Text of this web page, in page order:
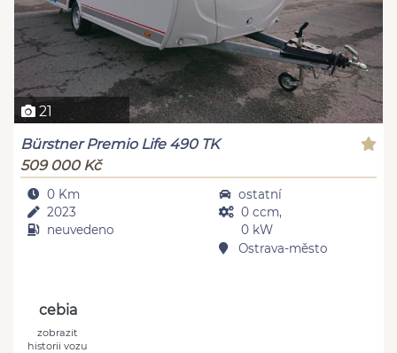
21
Bürstner Premio Life 490 TK
509 000 Kč
0 Km
2023
neuvedeno
ostatní
0 ccm,
0 kW
Ostrava-město
cebia
zobrazit
historii vozu